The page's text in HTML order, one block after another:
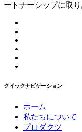
ートナーシップに取り
クイックナビゲーション
ホーム
私たちについて
プロダクツ